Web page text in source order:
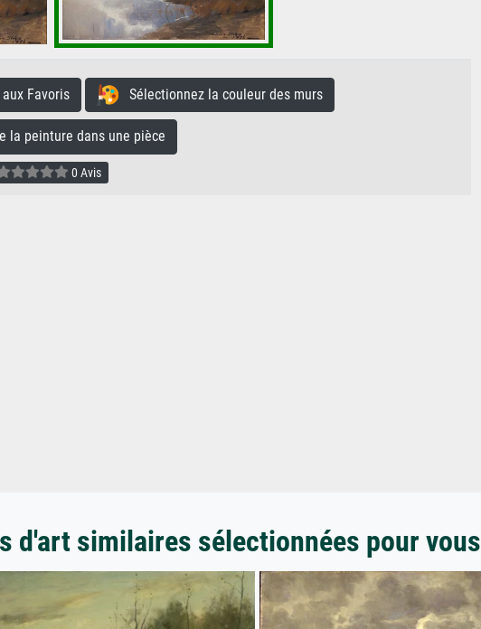
Favoris Sélectionnez la couleur des murs
peinture dans une pièce
0 Avis
d'art similaires sélectionnées pour vous